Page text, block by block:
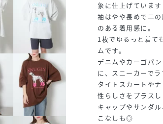
象に仕上げています
袖はやや長めで二
のある着用感に。
1枚でゆるっと着て
ムです。
デニムやカーゴパ
に、スニーカーで
タイトスカートや
性らしさをプラスし
キャップやサンダ
こなしも◎